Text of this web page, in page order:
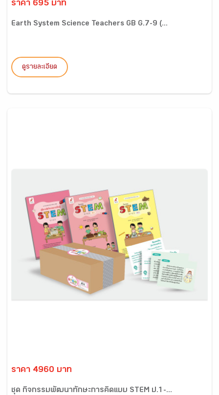
ราคา 695 บาท
Earth System Science Teachers GB G.7-9 (...
ดูรายละเอียด
ราคา 4960 บาท
ชุด กิจกรรมพัฒนาทักษะการคิดแบบ STEM ป.1-...